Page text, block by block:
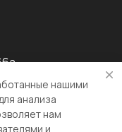
нашими
анализа
нам
и